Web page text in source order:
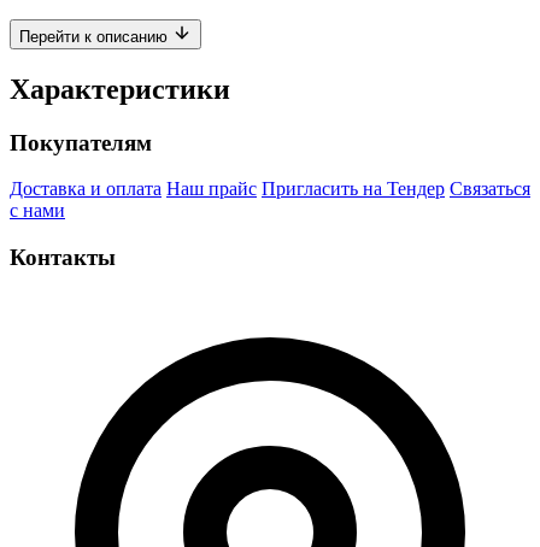
Перейти к описанию
Характеристики
Покупателям
Доставка и оплата Наш прайс Пригласить на Тендер Связаться
с нами
Контакты